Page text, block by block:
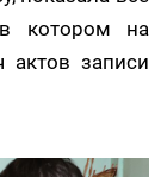
котором на
актов записи